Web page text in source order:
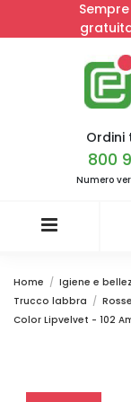
Ordini
800
Numero
Home Igiene e
Trucco labbra
Color Lipvelvet - 102